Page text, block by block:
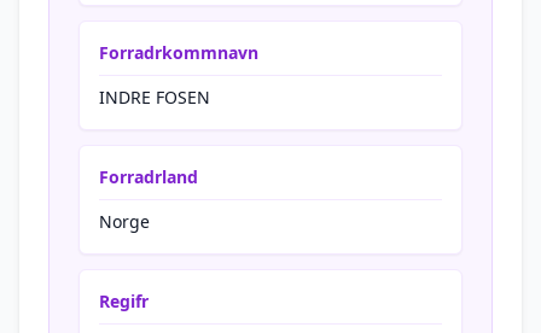
Forradrkommnavn
INDRE FOSEN
Forradrland
Norge
Regifr